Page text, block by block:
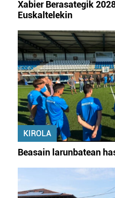
Xabier Berasategik
Euskaltelekin
KIROLA
Beasain larunbatean